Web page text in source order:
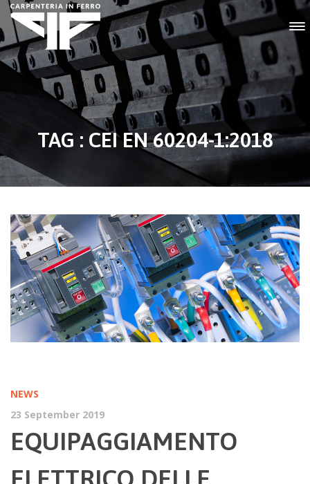
TAG : CEI EN 60204-1:2018
NEWS
23 September 2019
EQUIPAGGIAMENTO